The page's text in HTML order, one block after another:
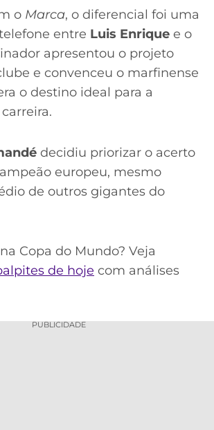
o Marca, o diferencial foi uma
entre Luis Enrique e o
apresentou o projeto
e convenceu o marfinense
o destino ideal para a
decidiu priorizar o acerto
europeu, mesmo
de outros gigantes do
Copa do Mundo? Veja
de hoje com análises
PUBLICIDADE